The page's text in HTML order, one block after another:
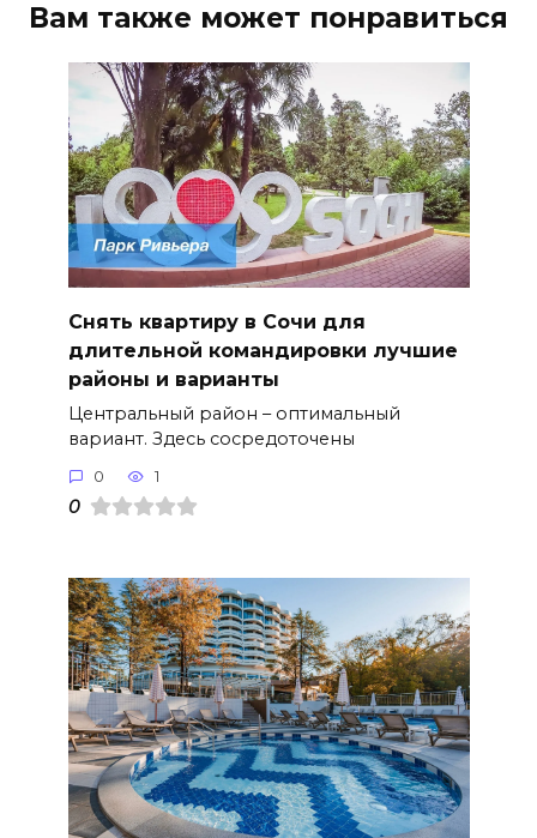
Вам также может понравиться
Снять квартиру в Сочи для
длительной командировки лучшие
районы и варианты
Центральный район – оптимальный
вариант. Здесь сосредоточены
0 1
0